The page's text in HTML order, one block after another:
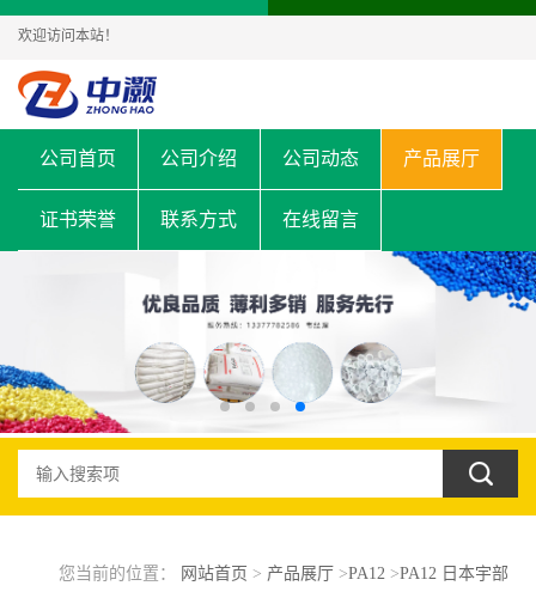
欢迎访问本站！
公司首页 公司介绍 公司动态 产品展厅
证书荣誉 联系方式 在线留言
您当前的位置： 网站首页 > 产品展厅>PA12 >PA12 日本宇部